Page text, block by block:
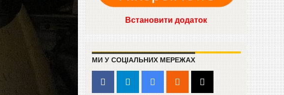
Встановити додаток
МИ У СОЦІАЛЬНИХ МЕРЕЖАХ